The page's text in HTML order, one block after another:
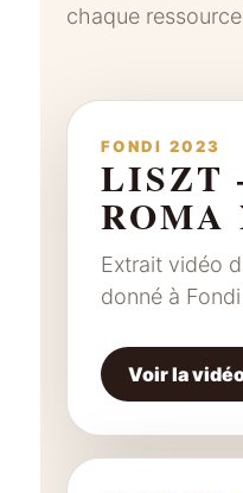
chaque
FONDI 2023
LISZT
ROMA
Extrait vidéo
donné à
Voir la